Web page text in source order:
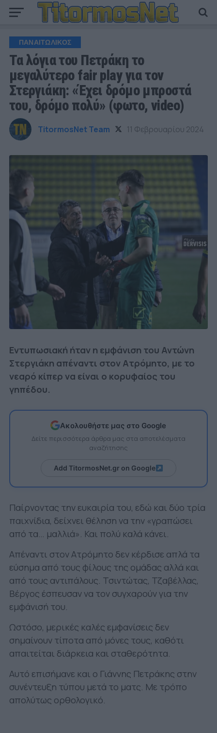
ΠΑΝΑΙΤΩΛΙΚΟΣ
Τα λόγια του Πετράκη το
μεγαλύτερο fair play για τον
Στεργιάκη: «Έχει δρόμο μπροστά
του, δρόμο πολύ» (φωτο, video)
TitormosNet Team 11 Φεβρουαρίου 2024
Εντυπωσιακή ήταν η εμφάνιση του Αντώνη
Στεργιάκη απέναντι στον Ατρόμητο, με το
νεαρό κίπερ να είναι ο κορυφαίος του
γηπέδου.
Ακολουθήστε μας στο Google
Δείτε περισσότερα άρθρα μας στα αποτελέσματα
αναζήτησης
Add TitormosNet.gr on Google
Παίρνοντας την ευκαιρία του, εδώ και δύο τρία
παιχνίδια, δείχνει θέληση να την «γραπώσει
από τα… μαλλιά». Και πολύ καλά κάνει.
Απέναντι στον Ατρόμητο δεν κέρδισε απλά τα
εύσημα από τους φίλους της ομάδας αλλά και
από τους αντιπάλους. Τσιντώτας, Τζαβέλλας,
Βέργος έσπευσαν να τον συγχαρούν για την
εμφάνισή του.
Ωστόσο, μερικές καλές εμφανίσεις δεν
σημαίνουν τίποτα από μόνες τους, καθότι
απαιτείται διάρκεια και σταθερότητα.
Αυτό επισήμανε και ο Γιάννης Πετράκης στην
συνέντευξη τύπου μετά το ματς. Με τρόπο
απολύτως ορθολογικό.